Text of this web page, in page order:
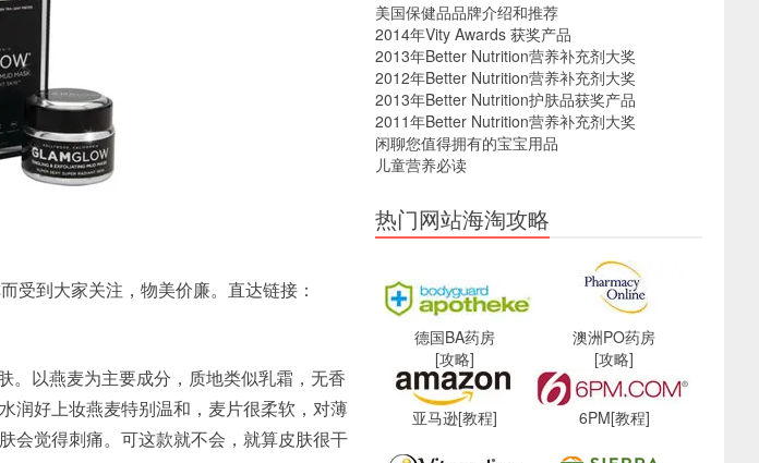
受到大家关注，物美价廉。直达链接：
。以燕麦为主要成分，质地类似乳霜，无香
润好上妆燕麦特别温和，麦片很柔软，对薄
会觉得刺痛。可这款就不会，就算皮肤很干
美国保健品品牌介绍和推荐
2014年Vity Awards 获奖产品
2013年Better Nutrition营养补充剂大奖
2012年Better Nutrition营养补充剂大奖
2013年Better Nutrition护肤品获奖产品
2011年Better Nutrition营养补充剂大奖
闲聊您值得拥有的宝宝用品
儿童营养必读
热门网站海淘攻略
德国BA药房
[攻略]
澳洲PO药房
[攻略]
亚马逊[教程] 6PM[教程]